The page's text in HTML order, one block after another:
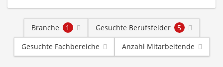
Branche 1 Gesuchte Berufsfelder
5
Gesuchte Fachbereiche
Anzahl Mitarbeitende